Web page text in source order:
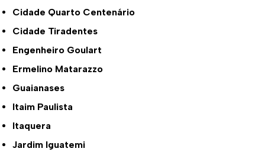
Cidade Quarto Centenário
Cidade Tiradentes
Engenheiro Goulart
Ermelino Matarazzo
Guaianases
Itaim Paulista
Itaquera
Jardim Iguatemi